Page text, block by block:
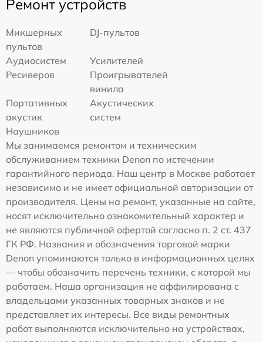
Ремонт устройств
Микшерных
пультов
DJ-пультов
Аудиосистем
Усилителей
Ресиверов
Проигрывателей
винила
Портативных
акустик
Акустических
систем
Наушников
Мы занимаемся ремонтом и техническим
обслуживанием техники Denon по истечении
гарантийного периода. Наш центр в Москве работает
независимо и не имеет официальной авторизации от
производителя. Цены на ремонт, указанные на сайте,
носят исключительно ознакомительный характер и
не являются публичной офертой согласно п. 2 ст. 437
ГК РФ. Названия и обозначения торговой марки
Denon упоминаются только в информационных целях
— чтобы обозначить перечень техники, с которой мы
работаем. Наша организация не аффилирована с
владельцами указанных товарных знаков и не
представляет их интересы. Все виды ремонтных
работ выполняются исключительно на устройствах,